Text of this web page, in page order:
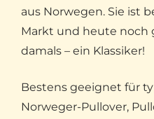
aus Norwegen. Sie ist
Markt und heute noch
damals – ein Klassiker!
Bestens geeignet für
Norweger-Pullover,